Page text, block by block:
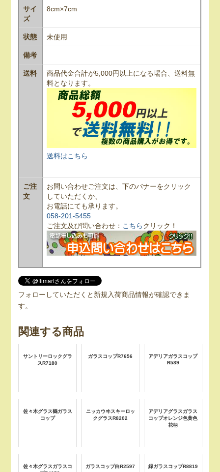
サイ
ズ
8cm×7cm
状態 未使用
備考
送料
商品代金合計が5,000円以上になる場合、送料無
料となります。
送料はこちら
ご注
文
お問い合わせご注文は、下のバナーをクリック
していただくか、
お電話にても承ります。
058-201-5455
ご注文及び問い合わせ： こちらクリック！
フォローしていただくと新規入荷商品情報が確認できま
す。
関連する商品
サントリーロックグラ
スR7180
ガラスコップR7656
アデリアガラスコップ
R589
佐々木グラス鶴ガラス
コップ
ニッカウヰスキーロッ
クグラスR8202
アデリアグラスガラス
コップオレンジ色黄色
花柄
佐々木グラスガラスコ
ガラスコップ白R2597 緑ガラスコップR8819